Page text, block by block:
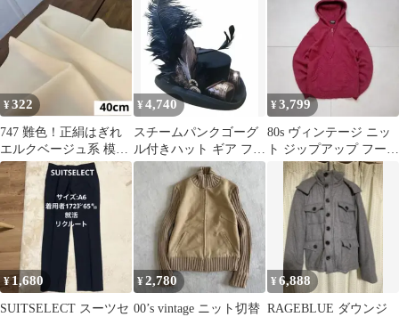
ル混 上品 9
125×82cm
¥322
747 難色！正絹はぎれ
エルクベージュ系 模様
織柄生地 40cm
¥ 4,740
スチームパンクゴーグ
ル付きハット ギア フェ
ザー 羽 ブラック 57cm
¥3,799
80s ヴィンテージ ニッ
ト ジップアップ フーデ
ィー モヘア ウール 古
¥1,680
SUITSELECT スーツセ
¥2,780
00’s vintage ニット切替
¥6,888
RAGEBLUE ダウンジ